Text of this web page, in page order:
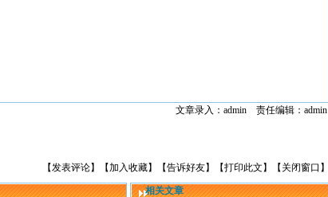
文章录入：admin 责任编辑：admin
【发表评论】【加入收藏】【告诉好友】【打印此文 】【 关闭窗口 】
相关文章